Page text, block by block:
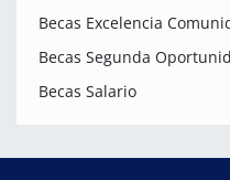
Becas Excelencia
Becas Segunda
Becas Salario